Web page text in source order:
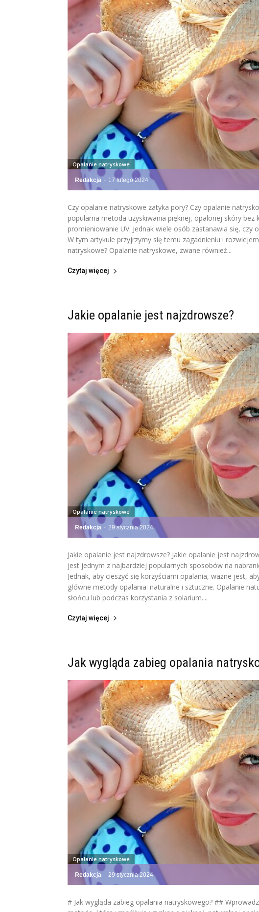
Redakcja - 17 lutego 2024
Opalanie natryskowe
Czy opalanie natryskowe zatyka pory? Czy opalanie
popularna metoda uzyskiwania pięknej, opalonej skóry bez
promieniowanie UV. Jednak wiele osób zastanawia się,
W tym artykule przyjrzymy się temu zagadnieniu i
natryskowe? Opalanie natryskowe, zwane również...
Czytaj więcej
Jakie opalanie jest najzdrowsze?
Redakcja - 29 stycznia 2024
Opalanie natryskowe
Jakie opalanie jest najzdrowsze? Jakie opalanie jest
jest jednym z najbardziej popularnych sposobów na
Jednak, aby cieszyć się korzyściami opalania, ważne jest,
główne metody opalania: naturalne i sztuczne. Opalanie
słońcu lub podczas korzystania z solarium....
Czytaj więcej
Jak wygląda zabieg opalania
Redakcja - 29 stycznia 2024
Opalanie natryskowe
# Jak wygląda zabieg opalania natryskowego? ##